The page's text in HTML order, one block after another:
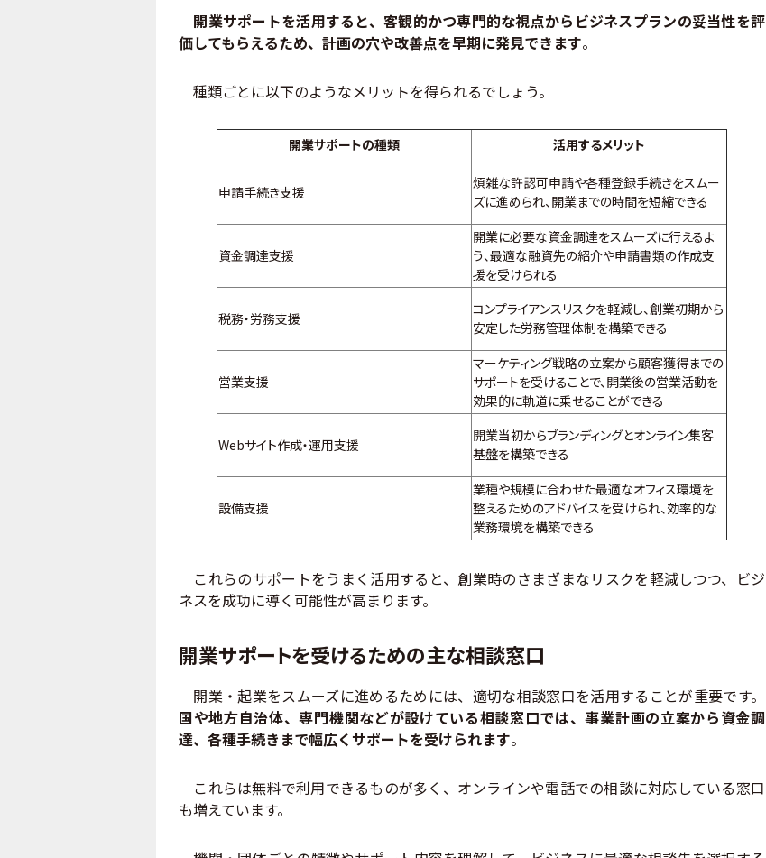
開業サポートを活用すると、客観的かつ専門的な視点からビジネスプランの妥当性を評
価してもらえるため、計画の穴や改善点を早期に発見できます。
種類ごとに以下のようなメリットを得られるでしょう。
開業サポートの種類 活用するメリット
申請手続き支援
煩雑な許認可申請や各種登録手続きをスムー
ズに進められ、開業までの時間を短縮できる
資金調達支援
開業に必要な資金調達をスムーズに行えるよ
う、最適な融資先の紹介や申請書類の作成支
援を受けられる
税務・労務支援
コンプライアンスリスクを軽減し、創業初期から
安定した労務管理体制を構築できる
営業支援
マーケティング戦略の立案から顧客獲得までの
サポートを受けることで、開業後の営業活動を
効果的に軌道に乗せることができる
Webサイト作成・運用支援
開業当初からブランディングとオンライン集客
基盤を構築できる
設備支援
業種や規模に合わせた最適なオフィス環境を
整えるためのアドバイスを受けられ、効率的な
業務環境を構築できる
これらのサポートをうまく活用すると、創業時のさまざまなリスクを軽減しつつ、ビジ
ネスを成功に導く可能性が高まります。
開業サポートを受けるための主な相談窓口
開業・起業をスムーズに進めるためには、適切な相談窓口を活用することが重要です。
国や地方自治体、専門機関などが設けている相談窓口では、事業計画の立案から資金調
達、各種手続きまで幅広くサポートを受けられます。
これらは無料で利用できるものが多く、オンラインや電話での相談に対応している窓口
も増えています。